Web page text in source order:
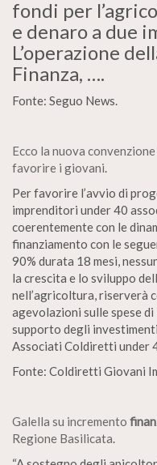
fondi per
e denaro a due
L’operazione
Finanza, ….
Fonte: Seguo News.
Ecco la nuova
favorire i giovani.
Per favorire l’avvio di
imprenditori under 40
coerentemente con le
finanziamento con le
90% durata 18 mesi,
la crescita e lo sviluppo
nell’agricoltura, riserverà
agevolazioni sulle spese
supporto degli
Associati Coldiretti under
Fonte: Coldiretti Giovani
Galella su incremento
Regione Basilicata.